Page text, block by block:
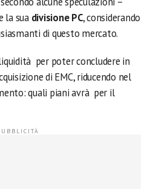
la sua divisione PC, considerando
di questo mercato.
per poter concludere in
di EMC, riducendo nel
quali piani avrà per il